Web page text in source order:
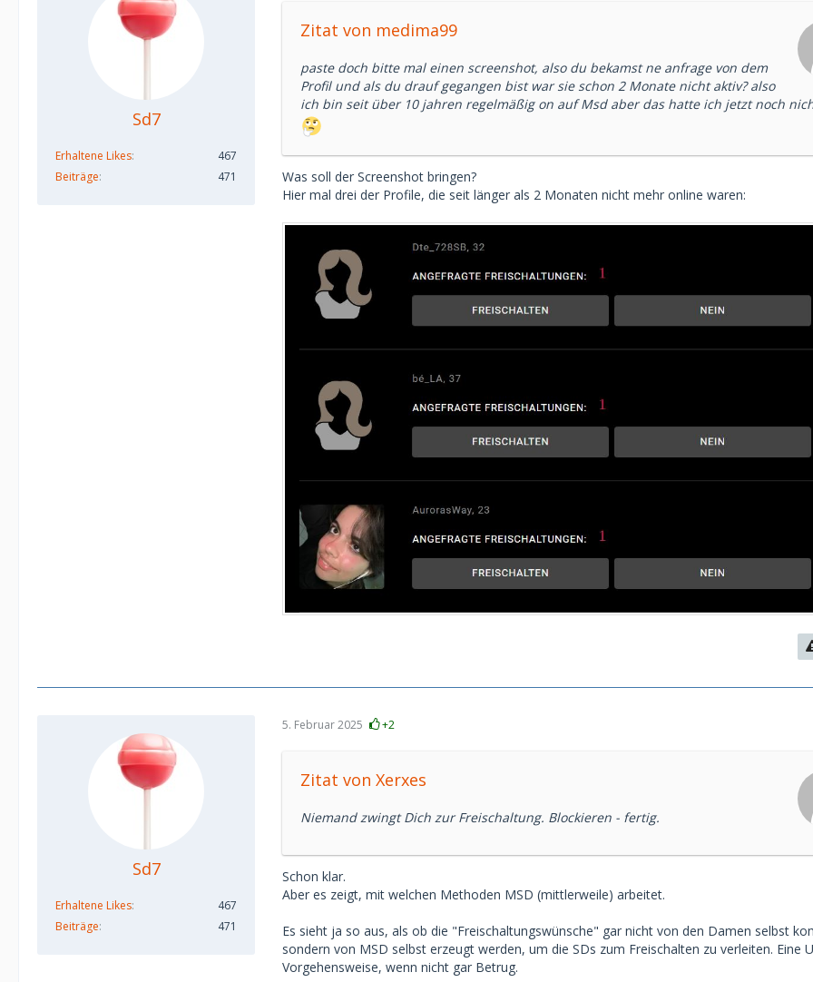
Sd7
Erhaltene Likes
467
Beiträge
471
Zitat von medima99
paste doch bitte mal einen screenshot, also du bekamst ne anfrage von dem
Profil und als du drauf gegangen bist war sie schon 2 Monate nicht aktiv? also
ich bin seit über 10 jahren regelmäßig on auf Msd aber das hatte ich jetzt noch
Was soll der Screenshot bringen?
Hier mal drei der Profile, die seit länger als 2 Monaten nicht mehr online waren:
Sd7
Erhaltene Likes
467
Beiträge
471
5. Februar 2025 +2
Zitat von Xerxes
Niemand zwingt Dich zur Freischaltung. Blockieren - fertig.
Schon klar.
Aber es zeigt, mit welchen Methoden MSD (mittlerweile) arbeitet.
Es sieht ja so aus, als ob die "Freischaltungswünsche" gar nicht von den Damen selbst
sondern von MSD selbst erzeugt werden, um die SDs zum Freischalten zu verleiten. Eine
Vorgehensweise, wenn nicht gar Betrug.